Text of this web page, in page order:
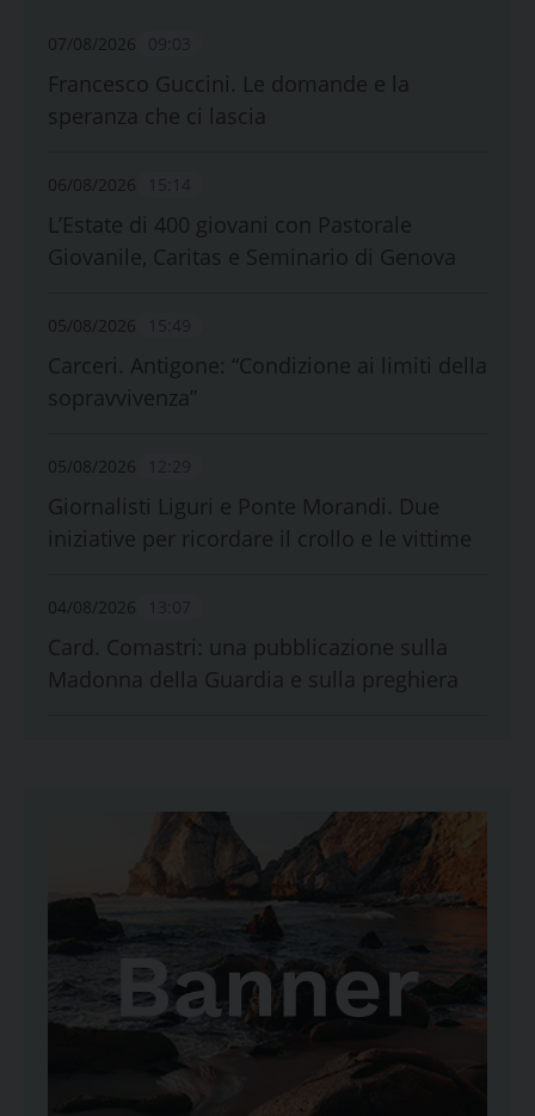
07/08/2026
Francesco Guccini. Le domande e la
speranza che ci lascia
06/08/2026
L’Estate di 400 giovani con Pastorale
Giovanile, Caritas e Seminario di Genova
05/08/2026
Carceri. Antigone: “Condizione ai limiti della
sopravvivenza”
05/08/2026
Giornalisti Liguri e Ponte Morandi. Due
iniziative per ricordare il crollo e le vittime
04/08/2026
Card. Comastri: una pubblicazione sulla
Madonna della Guardia e sulla preghiera